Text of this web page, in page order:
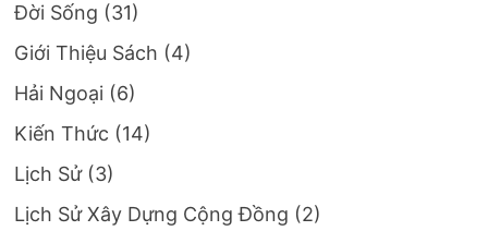
Đời Sống (31)
Giới Thiệu Sách (4)
Hải Ngoại (6)
Kiến Thức (14)
Lịch Sử(3)
Lịch Sử Xây Dựng Cộng Đồng (2)